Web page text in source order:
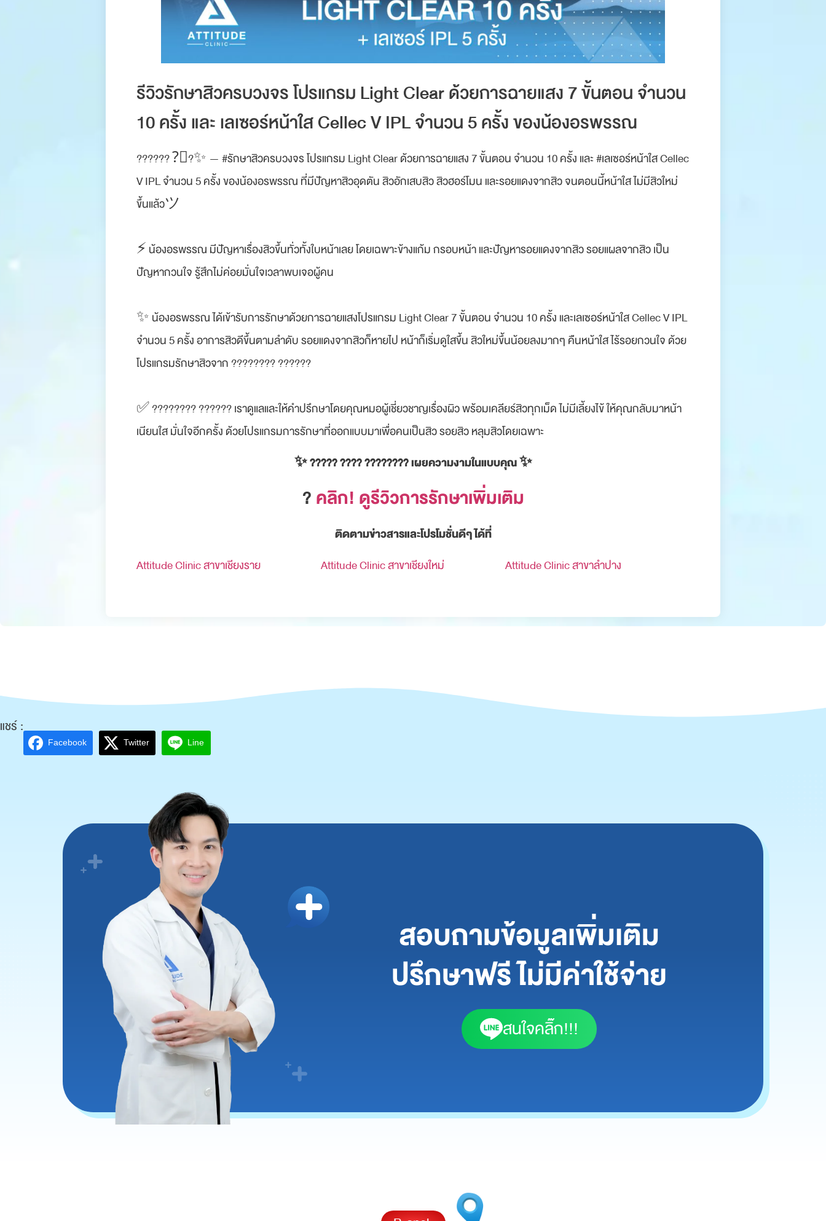
รีวิวรักษาสิวครบวงจร โปรแกรม Light Clear ด้วยการฉายแสง 7 ขั้นตอน จำนวน
10 ครั้ง และ เลเซอร์หน้าใส Cellec V IPL จำนวน 5 ครั้ง ของน้องอรพรรณ
?????? ?‍⚕?✨ — #รักษาสิวครบวงจร โปรแกรม Light Clear ด้วยการฉายแสง 7 ขั้นตอน จำนวน 10 ครั้ง และ #เลเซอร์หน้าใส Cellec
V IPL จำนวน 5 ครั้ง ของน้องอรพรรณ ที่มีปัญหาสิวอุดตัน สิวอักเสบสิว สิวฮอร์โมน และรอยแดงจากสิว จนตอนนี้หน้าใส ไม่มีสิวใหม่
ขึ้นแล้วツ
⚡️ น้องอรพรรณ มีปัญหาเรื่องสิวขึ้นทั่วทั้งใบหน้าเลย โดยเฉพาะข้างแก้ม กรอบหน้า และปัญหารอยแดงจากสิว รอยแผลจากสิว เป็น
ปัญหากวนใจ รู้สึกไม่ค่อยมั่นใจเวลาพบเจอผู้คน
✨ น้องอรพรรณ ได้เข้ารับการรักษาด้วยการฉายแสงโปรแกรม Light Clear 7 ขั้นตอน จำนวน 10 ครั้ง และเลเซอร์หน้าใส Cellec V IPL
จำนวน 5 ครั้ง อาการสิวดีขึ้นตามลำดับ รอยแดงจากสิวก็หายไป หน้าก็เริ่มดูใสขึ้น สิวใหม่ขึ้นน้อยลงมากๆ คืนหน้าใส ไร้รอยกวนใจ ด้วย
โปรแกรมรักษาสิวจาก ???????? ??????
✅ ???????? ?????? เราดูแลและให้คำปรึกษาโดยคุณหมอผู้เชี่ยวชาญเรื่องผิว พร้อมเคลียร์สิวทุกเม็ด ไม่มีเลี้ยงไข้ ให้คุณกลับมาหน้า
เนียนใส มั่นใจอีกครั้ง ด้วยโปรแกรมการรักษาที่ออกแบบมาเพื่อคนเป็นสิว รอยสิว หลุมสิวโดยเฉพาะ
✨ ????? ???? ???????? เผยความงามในแบบคุณ ✨
?คลิก! ดูรีวิวการรักษาเพิ่มเติม
ติดตามข่าวสารและโปรโมชั่นดีๆ ได้ที่
Attitude Clinic สาขาเชียงราย Attitude Clinic สาขาเชียงใหม่ Attitude Clinic สาขาลำปาง
แชร์ :
Facebook Twitter Line
สอบถามข้อมูลเพิ่มเติม
ปรึกษาฟรี ไม่มีค่าใช้จ่าย
สนใจคลิ๊ก!!!